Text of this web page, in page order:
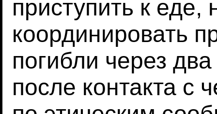
приступить к еде,
координировать
погибли через
после контакта с